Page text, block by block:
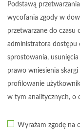
Podstawą
wycofania zgody w
przetwarzane do czasu
administratora dostępu
sprostowania,
prawo wniesienia
profilowanie
w tym analitycznych, o
Wyrażam zgodę na